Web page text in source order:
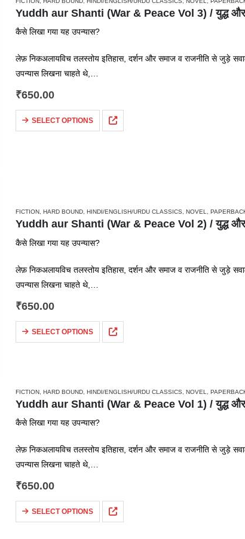
Yuddh aur Shanti (War & Peace Vol 3) / युद्ध और
कैसे लिखा गया यह उपन्यास?
लेफ़ निकअलायविच तलस्तोय इतिहास, दर्शन और समाज व राजनीति से जुड़े
उपन्यास लिखना चाहते थे,…
₹650.00
SELECT OPTIONS
FICTION, HARD BOUND, HINDI/ENGLISH/URDU CLASSICS, NOVEL,
Yuddh aur Shanti (War & Peace Vol 2) / युद्ध और
कैसे लिखा गया यह उपन्यास?
लेफ़ निकअलायविच तलस्तोय इतिहास, दर्शन और समाज व राजनीति से जुड़े
उपन्यास लिखना चाहते थे,…
₹650.00
SELECT OPTIONS
FICTION HARD BOUND HINDI/ENGLISH/URDU CLASSICS NOVEL
Yuddh aur Shanti (War & Peace Vol 1) / युद्ध और
कैसे लिखा गया यह उपन्यास?
लेफ़ निकअलायविच तलस्तोय इतिहास, दर्शन और समाज व राजनीति से जुड़े
उपन्यास लिखना चाहते थे,…
₹650.00
SELECT OPTIONS